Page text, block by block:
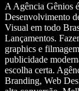
A Agência Gênios
Desenvolvimento
Visual em todo
Lançamentos.
graphics e
publicidade
escolha certa.
Branding, Web